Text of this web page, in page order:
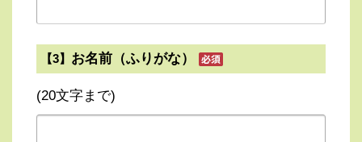
【3】 お名前（ふりがな）
(20文字まで)